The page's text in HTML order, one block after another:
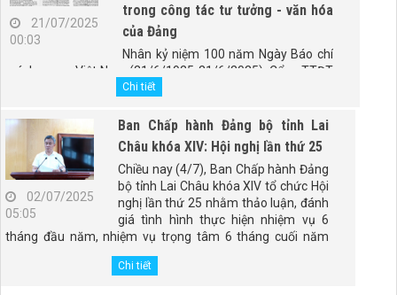
21/07/2025
00:03
trong công tác tư tưởng - văn hóa
của Đảng
Nhân kỷ niệm 100 năm Ngày Báo chí
cách mạng Việt Nam (21/6/1925-21/6/2025), Cổng TTĐT
Chính phủ trân trọng giới thiệu bài viết "Báo chí cách mạng
phong, vũ khí sắc bén trong công tác tư tưởng - văn hóa
của Đảng" của PGS.TS. Đào Duy Quát, nguyên Phó trưởng
Ban Thường trực Ban Tư tưởng - Văn hóa Trung ương
(nay là Ban Tuyên giáo và Dân vận Trung ương).
Chi tiết
02/07/2025
05:05
Ban Chấp hành Đảng bộ tỉnh Lai
Châu khóa XIV: Hội nghị lần thứ 25
Chiều nay (4/7), Ban Chấp hành Đảng
bộ tỉnh Lai Châu khóa XIV tổ chức Hội
nghị lần thứ 25 nhằm thảo luận, đánh
giá tình hình thực hiện nhiệm vụ 6
tháng đầu năm, nhiệm vụ trọng tâm 6 tháng cuối năm
ngày 28/4/2021 của Ban Chấp hành Đảng bộ tỉnh. Đồng
Chi tiết